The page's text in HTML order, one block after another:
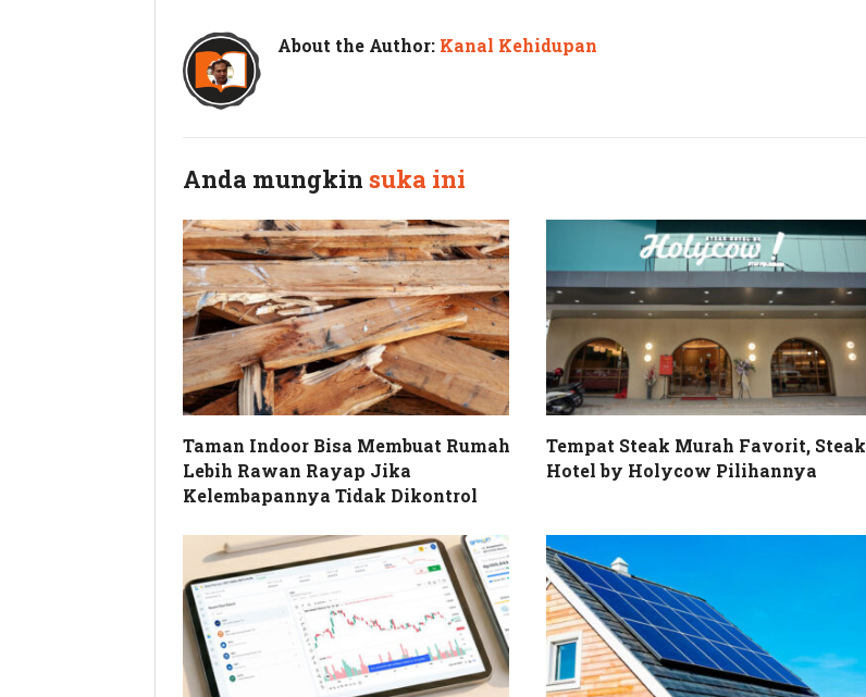
About the Author: Kanal Kehidupan
Anda mungkin suka ini
Taman Indoor Bisa Membuat Rumah
Lebih Rawan Rayap Jika
Kelembapannya Tidak Dikontrol
Tempat Steak Murah Favorit, Steak
Hotel by Holycow Pilihannya